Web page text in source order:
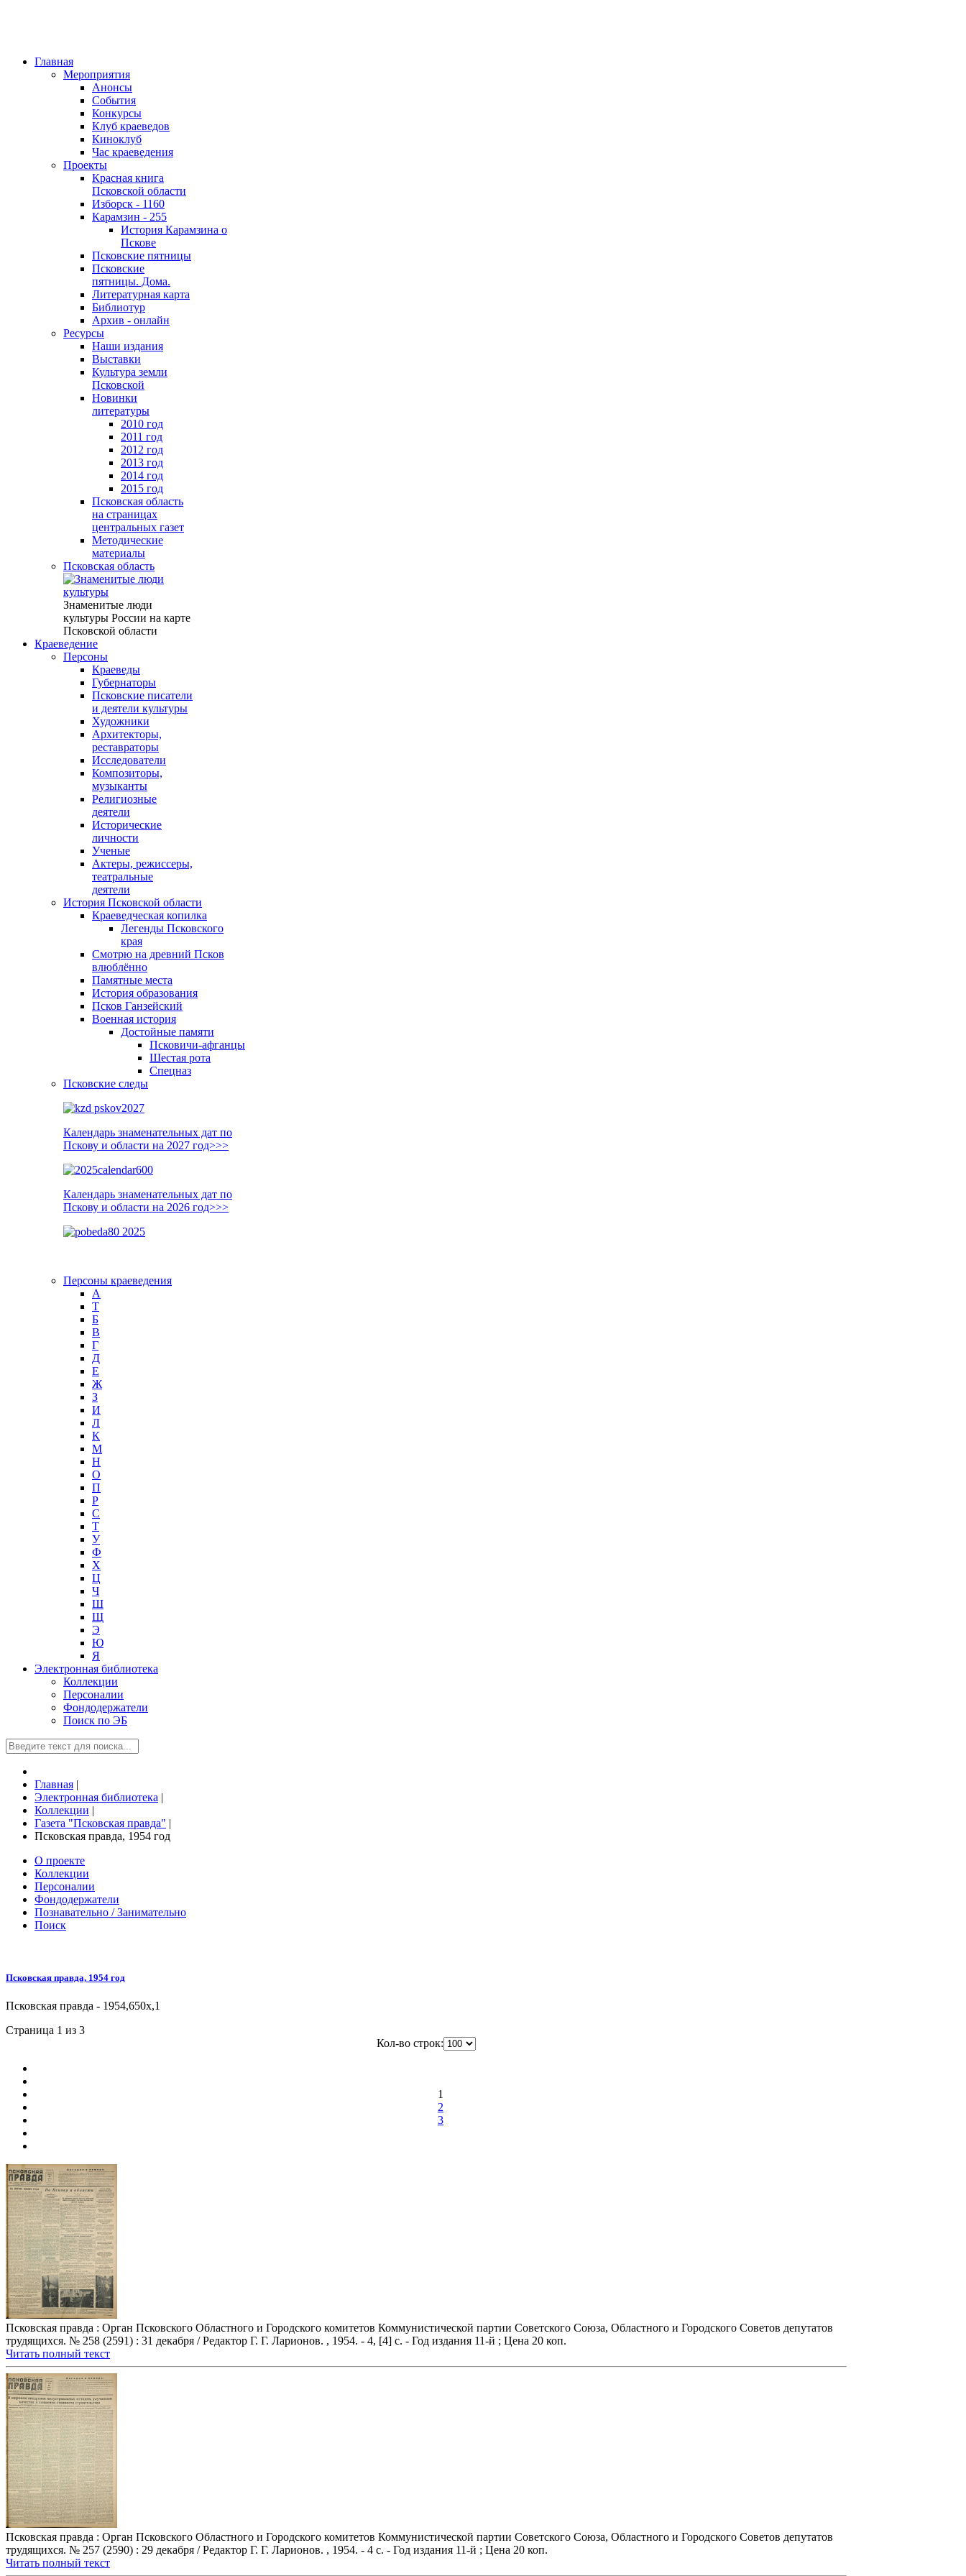
Главная
Мероприятия
Анонсы
События
Конкурсы
Клуб краеведов
Киноклуб
Час краеведения
Проекты
Красная книга
Псковской области
Изборск - 1160
Карамзин - 255
История Карамзина о
Пскове
Псковские пятницы
Псковские
пятницы. Дома.
Литературная карта
Библиотур
Архив - онлайн
Ресурсы
Наши издания
Выставки
Культура земли
Псковской
Новинки
литературы
2010 год
2011 год
2012 год
2013 год
2014 год
2015 год
Псковская область
на страницах
центральных газет
Методические
материалы
Псковская область
Знаменитые люди
культуры России на карте
Псковской области
Краеведение
Персоны
Краеведы
Губернаторы
Псковские писатели
и деятели культуры
Художники
Архитекторы,
реставраторы
Исследователи
Композиторы,
музыканты
Религиозные
деятели
Исторические
личности
Ученые
Актеры, режиссеры,
театральные
деятели
История Псковской области
Краеведческая копилка
Легенды Псковского
края
Смотрю на древний Псков
влюблённо
Памятные места
История образования
Псков Ганзейский
Военная история
Достойные памяти
Псковичи-афганцы
Шестая рота
Спецназ
Псковские следы
Календарь знаменательных дат по
Пскову и области на 2027 год>>>
Календарь знаменательных дат по
Пскову и области на 2026 год>>>
Персоны краеведения
А
T
Б
В
Г
Д
Е
Ж
З
И
Л
К
М
Н
О
П
Р
С
Т
У
Ф
Х
Ц
Ч
Ш
Щ
Э
Ю
Я
Электронная библиотека
Коллекции
Персоналии
Фондодержатели
Поиск по ЭБ
Главная |
Электронная библиотека |
Коллекции |
Газета "Псковская правда" |
Псковская правда, 1954 год
О проекте
Коллекции
Персоналии
Фондодержатели
Познавательно / Занимательно
Поиск
Псковская правда, 1954 год
Псковская правда - 1954,650x,1
Страница 1 из 3
Кол-во строк:
1
2
3
Псковская правда : Орган Псковского Областного и Городского комитетов Коммунистической партии Советского Союза, Областного и Городского Советов депутатов
трудящихся. № 258 (2591) : 31 декабря / Редактор Г. Г. Ларионов. , 1954. - 4, [4] с. - Год издания 11-й ; Цена 20 коп.
Читать полный текст
Псковская правда : Орган Псковского Областного и Городского комитетов Коммунистической партии Советского Союза, Областного и Городского Советов депутатов
трудящихся. № 257 (2590) : 29 декабря / Редактор Г. Г. Ларионов. , 1954. - 4 с. - Год издания 11-й ; Цена 20 коп.
Читать полный текст